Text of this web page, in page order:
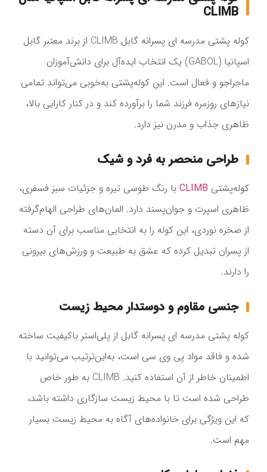
CLIMB
کوله پشتی مدرسه ای پسرانه گابل CLIMB از برند معتبر گابل
اسپانیا (GABOL) یک انتخاب ایده‌آل برای دانش‌آموزان
ماجراجو و فعال است. این کوله‌پشتی به‌خوبی می‌تواند تمامی
نیازهای روزمره فرزند شما را برآورده کند و در کنار کارایی بالا،
ظاهری جذاب و مدرن نیز دارد.
طراحی منحصر به فرد و شیک
کوله‌پشتی CLIMB با رنگ طوسی تیره و جزئیات سبز فسفری،
ظاهری اسپرت و جوان‌پسند دارد. المان‌های طراحی الهام‌گرفته
از صخره نوردی، این کوله را به انتخابی مناسب برای آن دسته
از پسران تبدیل کرده که عشق به طبیعت و ورزش‌های بیرونی
را دارند.
جنسی مقاوم و دوستدار محیط زیست
کوله پشتی مدرسه ای پسرانه گابل از پلی‌استر باکیفیت ساخته
شده و فاقد مواد پی وی سی است، به‌این‌ترتیب می‌توانید با
اطمینان خاطر از آن استفاده کنید. CLIMB به طور خاص
طراحی شده است تا با محیط زیست سازگاری داشته باشد،
که این ویژگی برای خانواده‌های آگاه به محیط زیست بسیار
مهم است.